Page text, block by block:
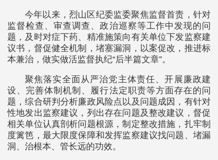
今年以来，烈山区纪委监委聚焦监督首责，针对
监督检查、审查调查、政治巡察等工作中发现的问
题，及时对症下药、精准施策向有关单位下发监察建
议书，督促健全机制，堵塞漏洞，以案促改，推进标
本兼治，做实做活监督执纪“后半篇文章”。
聚焦落实全面从严治党主体责任、开展廉政建
设、完善体制机制、履行法定职责等方面存在的问
题，综合研判分析廉政风险点以及问题成因，有针对
性地发出监察建议，列出存在问题及整改建议，督促
相关单位认真剖析问题根源，制定整改措施，扎牢制
度篱笆，最大限度保障和发挥监察建议找问题、堵漏
洞、治根本、管长远的功效。